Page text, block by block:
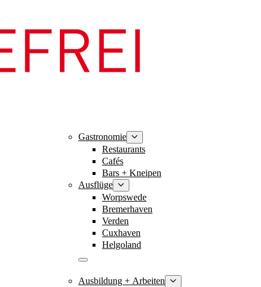
Gastronomie
Restaurants
Cafés
Bars + Kneipen
Ausflüge
Worpswede
Bremerhaven
Verden
Cuxhaven
Helgoland
Ausbildung + Arbeiten